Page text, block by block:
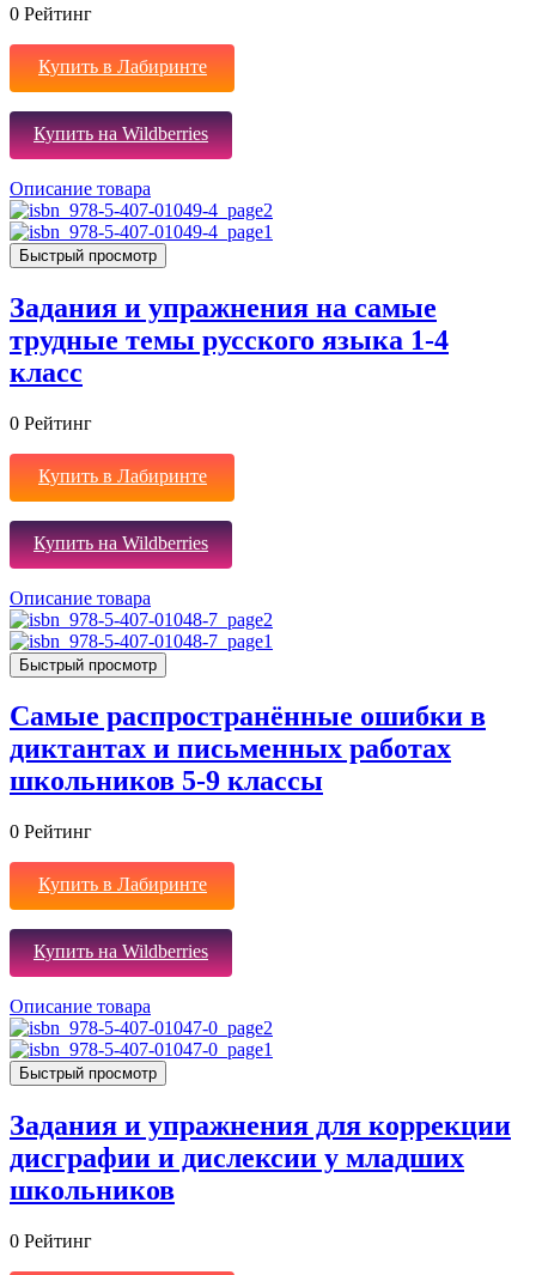
0 Рейтинг
Купить в Лабиринте
Купить на Wildberries
Описание товара
Быстрый просмотр
Задания и упражнения на самые
трудные темы русского языка 1-4
класс
0 Рейтинг
Купить в Лабиринте
Купить на Wildberries
Описание товара
Быстрый просмотр
Самые распространённые ошибки в
диктантах и письменных работах
школьников 5-9 классы
0 Рейтинг
Купить в Лабиринте
Купить на Wildberries
Описание товара
Быстрый просмотр
Задания и упражнения для коррекции
дисграфии и дислексии у младших
школьников
0 Рейтинг